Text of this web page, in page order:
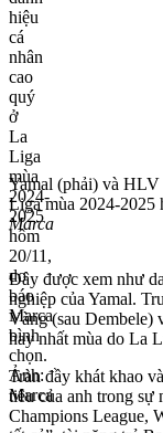
Yamal (phải) và HLV
Liga mùa 2024-2025
Marca
Đây được xem như
nghiệp của Yamal.
Vàng (sau Dembele)
hay nhất mùa do La
Tràn đầy khát khao
tiêu của anh trong sự
Champions League,